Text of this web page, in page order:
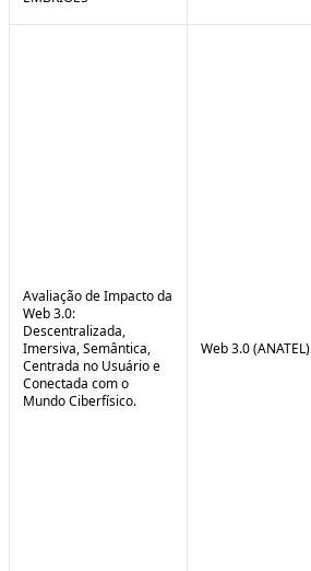
Avaliação de Impacto da
Web 3.0:
Descentralizada,
Imersiva, Semântica,
Centrada no Usuário e
Conectada com o
Mundo Ciberfísico.
Web 3.0 (ANATEL)